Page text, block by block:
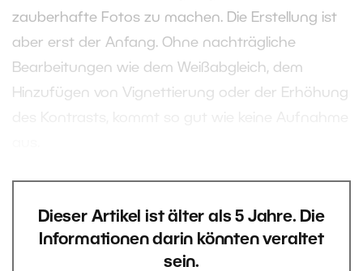
zauberhafte Fotos zu machen. Die Erstellung ist
aber erst der Anfang. Ohne nachträgliche
Bearbeitungen wie dem Weißabgleich, dem
Hinzufügen von Vignettierung oder der Erhöhung
Dieser Artikel ist älter als 5 Jahre. Die
Informationen darin könnten veraltet
sein.